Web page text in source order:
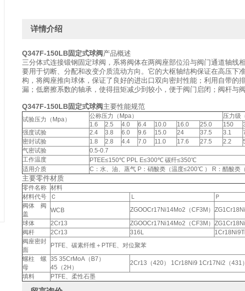
详情介绍
Q347F-150LB固定式球阀产品概述
三分体式连接锻钢固定球阀，系将阀体在两阀座部位沿与阀门通道轴
要用于切断、分配和改变介质流动方向。它的大枢轴结构保证在高压
构，将阀座推向球体，保证了良好的进出口双向密封性能；利用自带
漏；低磨擦系数的轴承，使得扭矩减少到较小，便于阀门启闭；阀杆与
Q347F-150LB固定式球阀主要性能规范
试验压力（Mpa） 公称压力（Mpa）
压力级
1.6
2.5 4.0 6.4 10.0 16.0 25.0 150
强度试验
2.4 3.8 6.0 9.6 15.0 24 37.5 3.1
密封试验
1.8 2.8 4.4 7.0 11.0 17.6 27.5 2.2
气密试验
0.5-0.7
工作温度
PTEE≤150℃ PPL E≤300℃ 碳纤≤350℃
适用介质
C：水、油、蒸气 P：硝酸类（温度≤200℃ ） R：醋酸类
主要零件材质
零件名称 材料
材料代号
Ｃ Ｌ Ｐ
阀体 阀
盖
WCB ZGOOCr17Ni14Mo2（CF3M）
球体
2Cr13 ZGOOCr17Ni14Mo2（CF3M）
阀杆
2Cr13 316L
阀座密封
面
PTFE、碳素纤维＋PTFE、对位聚苯
螺柱 螺
母
35 35CrMoA（B7）
45（2H）
2Cr13（420） 1Cr18Ni9 1Cr17Ni2（431）
填料
PTFE、柔性石墨